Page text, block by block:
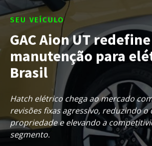
SEU VEÍCULO
GAC Aion UT
manutenção para
Brasil
Hatch elétrico chega ao mercado
revisões fixas agressivo, reduzindo
propriedade e elevando a
segmento.